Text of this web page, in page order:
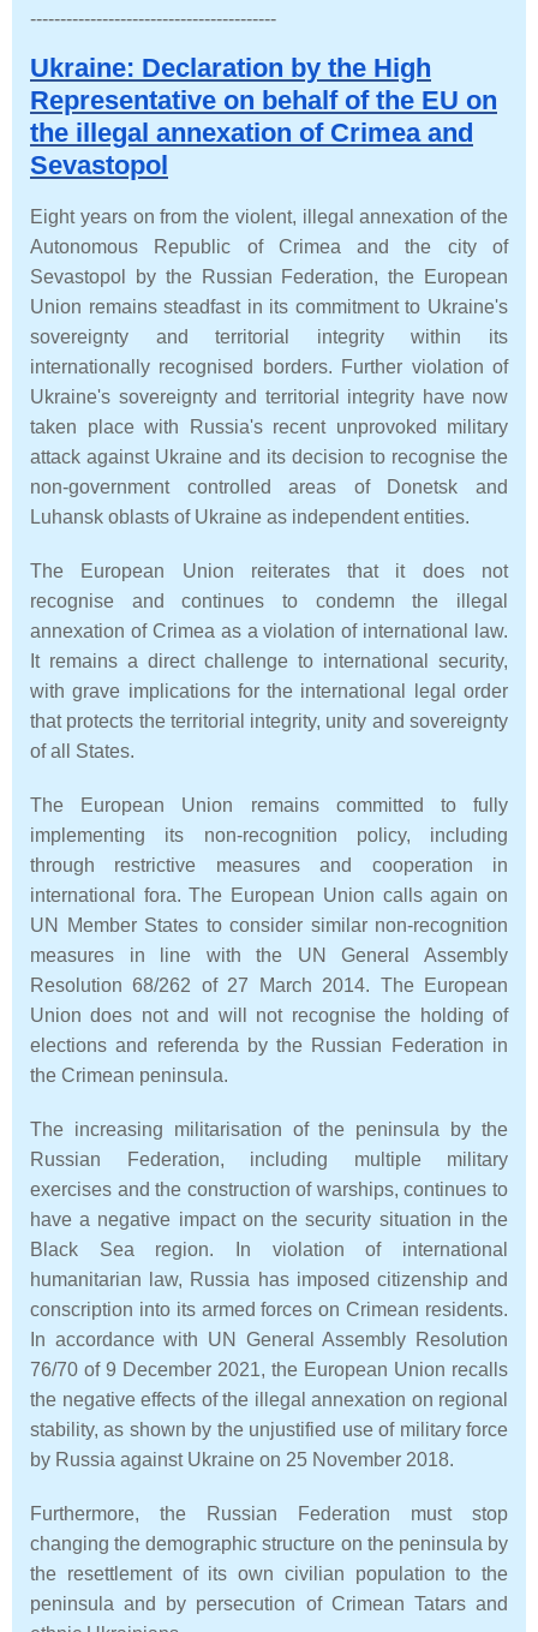
-----------------------------------------
Ukraine: Declaration by the High
Representative on behalf of the EU on
the illegal annexation of Crimea and
Sevastopol
Eight years on from the violent, illegal annexation of the
Autonomous Republic of Crimea and the city of
Sevastopol by the Russian Federation, the European
Union remains steadfast in its commitment to Ukraine's
sovereignty and territorial integrity within its
internationally recognised borders. Further violation of
Ukraine's sovereignty and territorial integrity have now
taken place with Russia's recent unprovoked military
attack against Ukraine and its decision to recognise the
non-government controlled areas of Donetsk and
Luhansk oblasts of Ukraine as independent entities.
The European Union reiterates that it does not
recognise and continues to condemn the illegal
annexation of Crimea as a violation of international law.
It remains a direct challenge to international security,
with grave implications for the international legal order
that protects the territorial integrity, unity and sovereignty
of all States.
The European Union remains committed to fully
implementing its non-recognition policy, including
through restrictive measures and cooperation in
international fora. The European Union calls again on
UN Member States to consider similar non-recognition
measures in line with the UN General Assembly
Resolution 68/262 of 27 March 2014. The European
Union does not and will not recognise the holding of
elections and referenda by the Russian Federation in
the Crimean peninsula.
The increasing militarisation of the peninsula by the
Russian Federation, including multiple military
exercises and the construction of warships, continues to
have a negative impact on the security situation in the
Black Sea region. In violation of international
humanitarian law, Russia has imposed citizenship and
conscription into its armed forces on Crimean residents.
In accordance with UN General Assembly Resolution
76/70 of 9 December 2021, the European Union recalls
the negative effects of the illegal annexation on regional
stability, as shown by the unjustified use of military force
by Russia against Ukraine on 25 November 2018.
Furthermore, the Russian Federation must stop
changing the demographic structure on the peninsula by
the resettlement of its own civilian population to the
peninsula and by persecution of Crimean Tatars and